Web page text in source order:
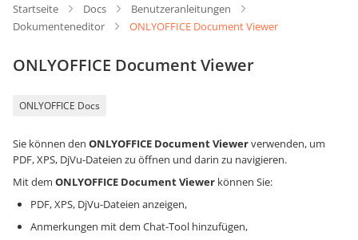
Startseite Docs
Benutzeranleitungen
Dokumenteneditor
ONLYOFFICE Document Viewer
ONLYOFFICE Document Viewer
ONLYOFFICE Docs
Sie können den ONLYOFFICE Document Viewerverwenden, um
PDF, XPS, DjVu-Dateien zu öffnen und darin zu navigieren.
Mit dem ONLYOFFICE Document Viewer können Sie:
PDF, XPS, DjVu-Dateien anzeigen,
Anmerkungen mit dem Chat-Tool hinzufügen,